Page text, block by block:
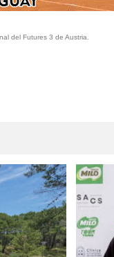
del Futures 3 de Austria.